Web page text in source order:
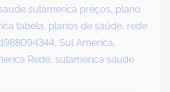
sulamerica preços, plano
tabela, planos de saúde, rede
, Sul America,
Rede, sulamerica saude